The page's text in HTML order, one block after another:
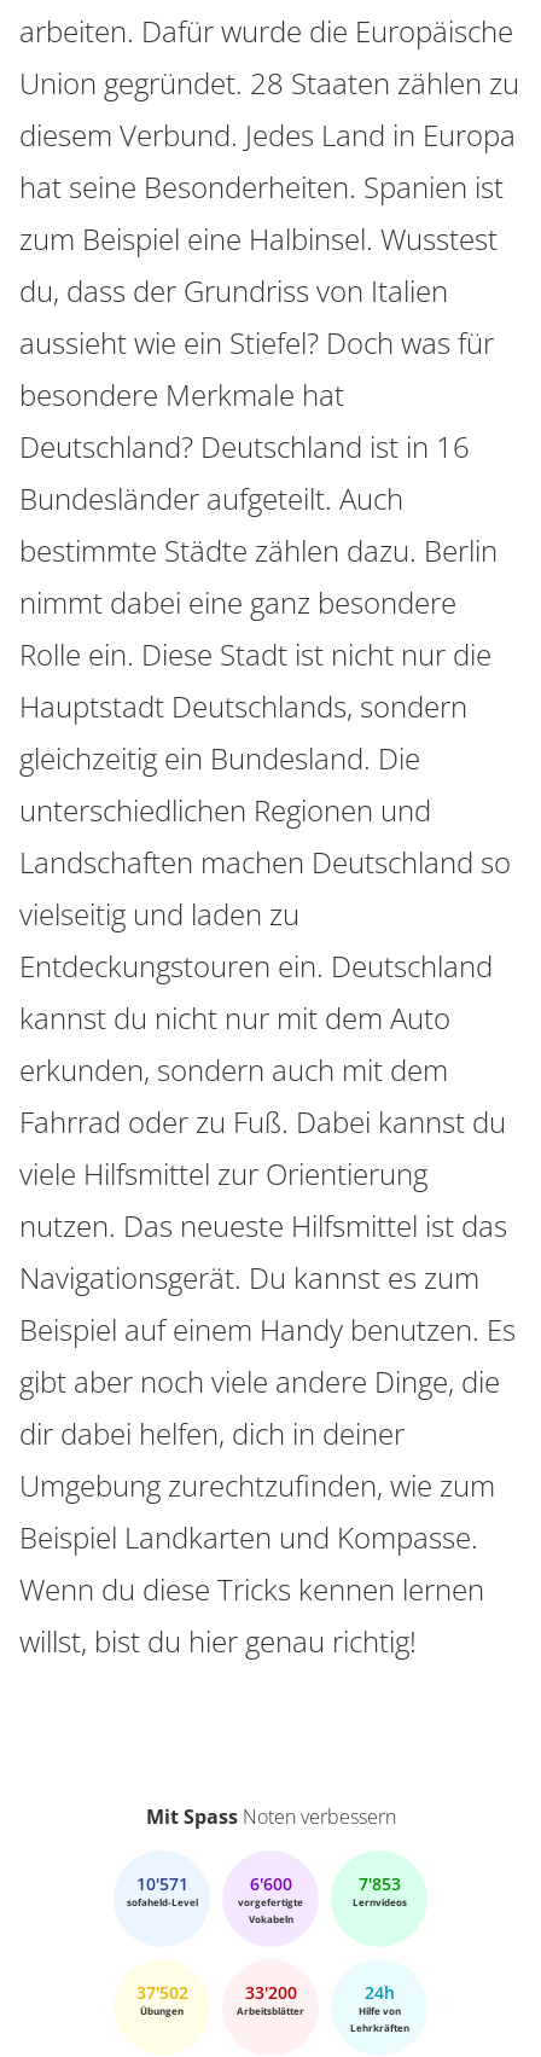
arbeiten. Dafür wurde die Europäische
Union gegründet. 28 Staaten zählen zu
diesem Verbund. Jedes Land in Europa
hat seine Besonderheiten. Spanien ist
zum Beispiel eine Halbinsel. Wusstest
du, dass der Grundriss von Italien
aussieht wie ein Stiefel? Doch was für
besondere Merkmale hat
Deutschland? Deutschland ist in 16
Bundesländer aufgeteilt. Auch
bestimmte Städte zählen dazu. Berlin
nimmt dabei eine ganz besondere
Rolle ein. Diese Stadt ist nicht nur die
Hauptstadt Deutschlands, sondern
gleichzeitig ein Bundesland. Die
unterschiedlichen Regionen und
Landschaften machen Deutschland so
vielseitig und laden zu
Entdeckungstouren ein. Deutschland
kannst du nicht nur mit dem Auto
erkunden, sondern auch mit dem
Fahrrad oder zu Fuß. Dabei kannst du
viele Hilfsmittel zur Orientierung
nutzen. Das neueste Hilfsmittel ist das
Navigationsgerät. Du kannst es zum
Beispiel auf einem Handy benutzen. Es
gibt aber noch viele andere Dinge, die
dir dabei helfen, dich in deiner
Umgebung zurechtzufinden, wie zum
Beispiel Landkarten und Kompasse.
Wenn du diese Tricks kennen lernen
willst, bist du hier genau richtig!
Mit SpassNoten verbessern
10'571
sofaheld-Level
6'600
vorgefertigte
Vokabeln
7'853
Lernvideos
37'502
Übungen
33'200
Arbeitsblätter
24h
Hilfe von
Lehrkräften